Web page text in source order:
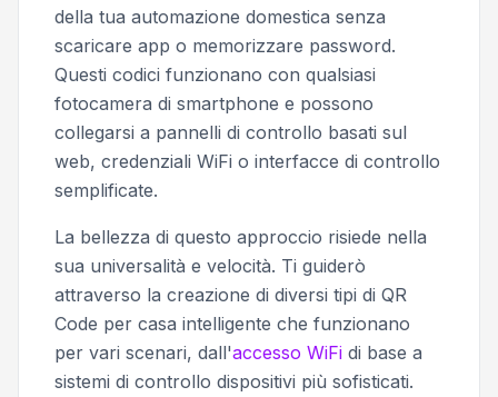
della tua automazione domestica senza
scaricare app o memorizzare password.
Questi codici funzionano con qualsiasi
fotocamera di smartphone e possono
collegarsi a pannelli di controllo basati sul
web, credenziali WiFi o interfacce di controllo
semplificate.
La bellezza di questo approccio risiede nella
sua universalità e velocità. Ti guiderò
attraverso la creazione di diversi tipi di QR
Code per casa intelligente che funzionano
per vari scenari, dall'accesso WiFi di base a
sistemi di controllo dispositivi più sofisticati.